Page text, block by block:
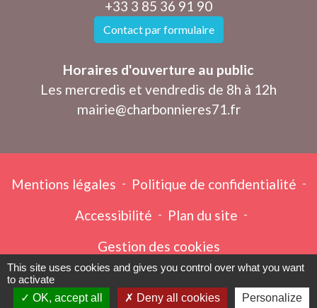
+33 3 85 36 91 90
Contact par formulaire
Horaires d'ouverture au public
Les mercredis et vendredis de 8h à 12h
mairie@charbonnieres71.fr
Mentions légales - Politique de confidentialité -
Accessibilité - Plan du site -
Gestion des cookies
Site créé en partenariat avec Réseau des Communes
This site uses cookies and gives you control over what you want
to activate
OK, accept all
Deny all cookies Personalize